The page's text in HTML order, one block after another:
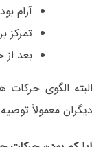
آرام
تمرکز
بعد
البته الگوی
دیگران معمولاً